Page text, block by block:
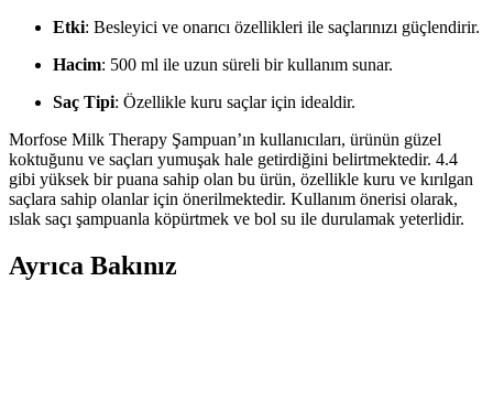
Etki: Besleyici ve onarıcı özellikleri ile saçlarınızı güçlendirir.
Hacim: 500 ml ile uzun süreli bir kullanım sunar.
Saç Tipi: Özellikle kuru saçlar için idealdir.
Morfose Milk Therapy Şampuan’ın kullanıcıları, ürünün güzel
koktuğunu ve saçları yumuşak hale getirdiğini belirtmektedir. 4.4
gibi yüksek bir puana sahip olan bu ürün, özellikle kuru ve kırılgan
saçlara sahip olanlar için önerilmektedir. Kullanım önerisi olarak,
ıslak saçı şampuanla köpürtmek ve bol su ile durulamak yeterlidir.
Ayrıca Bakınız